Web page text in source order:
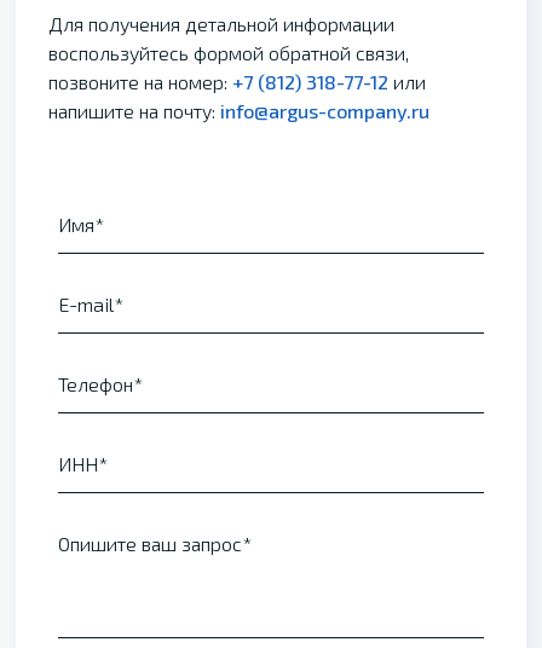
Для получения детальной информации
воспользуйтесь формой обратной связи,
позвоните на номер: +7 (812) 318-77-12 или
напишите на почту: info@argus-company.ru
Имя
E-mail
Телефон
ИНН
Опишите ваш запрос